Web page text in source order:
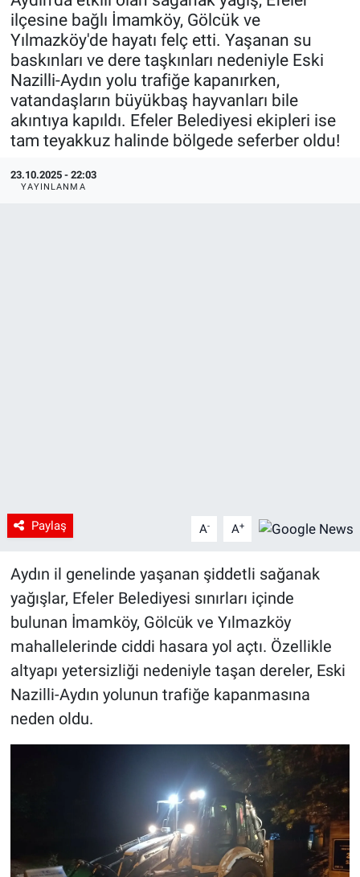
ilçesine bağlı İmamköy, Gölcük ve
Yılmazköy'de hayatı felç etti. Yaşanan su
baskınları ve dere taşkınları nedeniyle Eski
Nazilli-Aydın yolu trafiğe kapanırken,
vatandaşların büyükbaş hayvanları bile
akıntıya kapıldı. Efeler Belediyesi ekipleri ise
tam teyakkuz halinde bölgede seferber oldu!
23.10.2025 - 22:03
YAYINLANMA
Paylaş A- A+
Aydın il genelinde yaşanan şiddetli sağanak
yağışlar, Efeler Belediyesi sınırları içinde
bulunan İmamköy, Gölcük ve Yılmazköy
mahallelerinde ciddi hasara yol açtı. Özellikle
altyapı yetersizliği nedeniyle taşan dereler, Eski
Nazilli-Aydın yolunun trafiğe kapanmasına
neden oldu.
SPOR
RESMİ İLANLAR